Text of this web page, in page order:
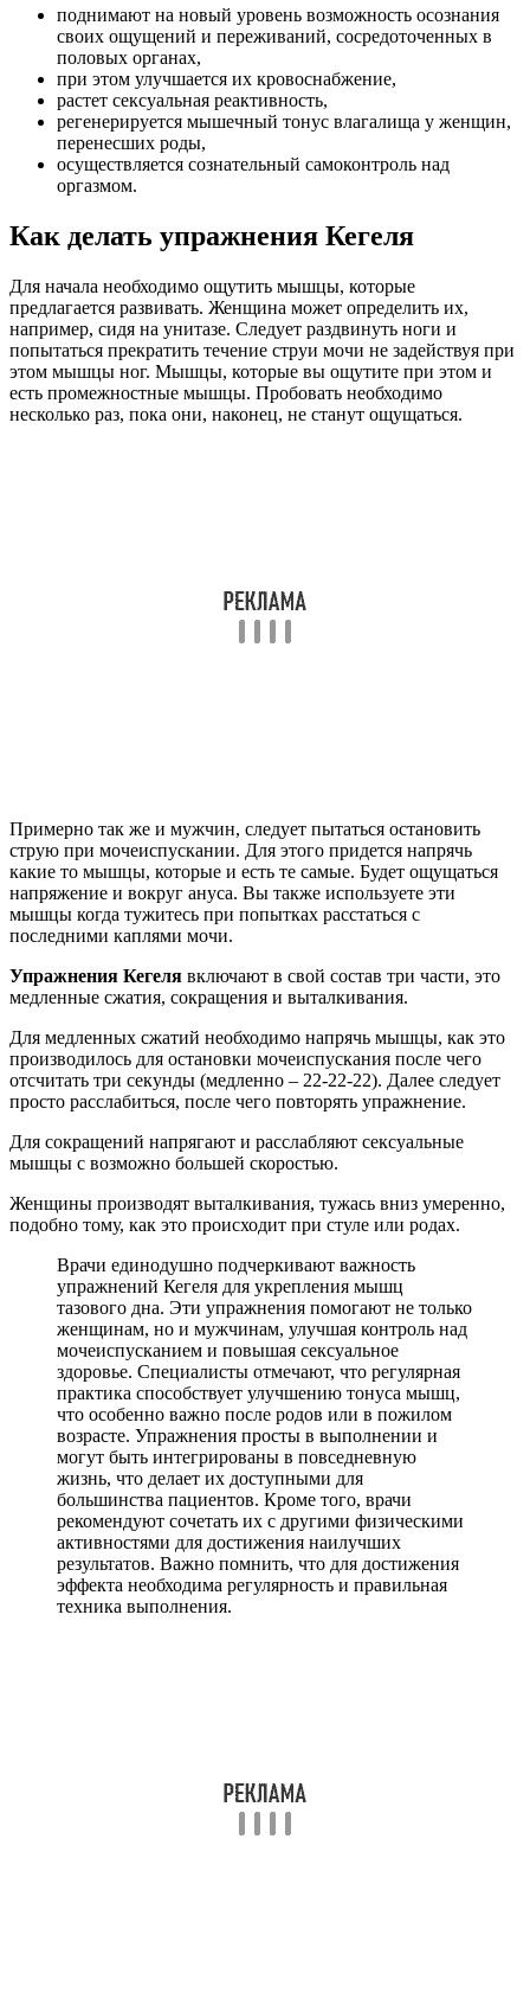
поднимают на новый уровень возможность осознания
своих ощущений и переживаний, сосредоточенных в
половых органах,
при этом улучшается их кровоснабжение,
растет сексуальная реактивность,
регенерируется мышечный тонус влагалища у женщин,
перенесших роды,
осуществляется сознательный самоконтроль над
оргазмом.
Как делать упражнения Кегеля
Для начала необходимо ощутить мышцы, которые
предлагается развивать. Женщина может определить их,
например, сидя на унитазе. Следует раздвинуть ноги и
попытаться прекратить течение струи мочи не задействуя при
этом мышцы ног. Мышцы, которые вы ощутите при этом и
есть промежностные мышцы. Пробовать необходимо
несколько раз, пока они, наконец, не станут ощущаться.
Примерно так же и мужчин, следует пытаться остановить
струю при мочеиспускании. Для этого придется напрячь
какие то мышцы, которые и есть те самые. Будет ощущаться
напряжение и вокруг ануса. Вы также используете эти
мышцы когда тужитесь при попытках расстаться с
последними каплями мочи.
Упражнения Кегеля включают в свой состав три части, это
медленные сжатия, сокращения и выталкивания.
Для медленных сжатий необходимо напрячь мышцы, как это
производилось для остановки мочеиспускания после чего
отсчитать три секунды (медленно – 22-22-22). Далее следует
просто расслабиться, после чего повторять упражнение.
Для сокращений напрягают и расслабляют сексуальные
мышцы с возможно большей скоростью.
Женщины производят выталкивания, тужась вниз умеренно,
подобно тому, как это происходит при стуле или родах.
Врачи единодушно подчеркивают важность
упражнений Кегеля для укрепления мышц
тазового дна. Эти упражнения помогают не только
женщинам, но и мужчинам, улучшая контроль над
мочеиспусканием и повышая сексуальное
здоровье. Специалисты отмечают, что регулярная
практика способствует улучшению тонуса мышц,
что особенно важно после родов или в пожилом
возрасте. Упражнения просты в выполнении и
могут быть интегрированы в повседневную
жизнь, что делает их доступными для
большинства пациентов. Кроме того, врачи
рекомендуют сочетать их с другими физическими
активностями для достижения наилучших
результатов. Важно помнить, что для достижения
эффекта необходима регулярность и правильная
техника выполнения.